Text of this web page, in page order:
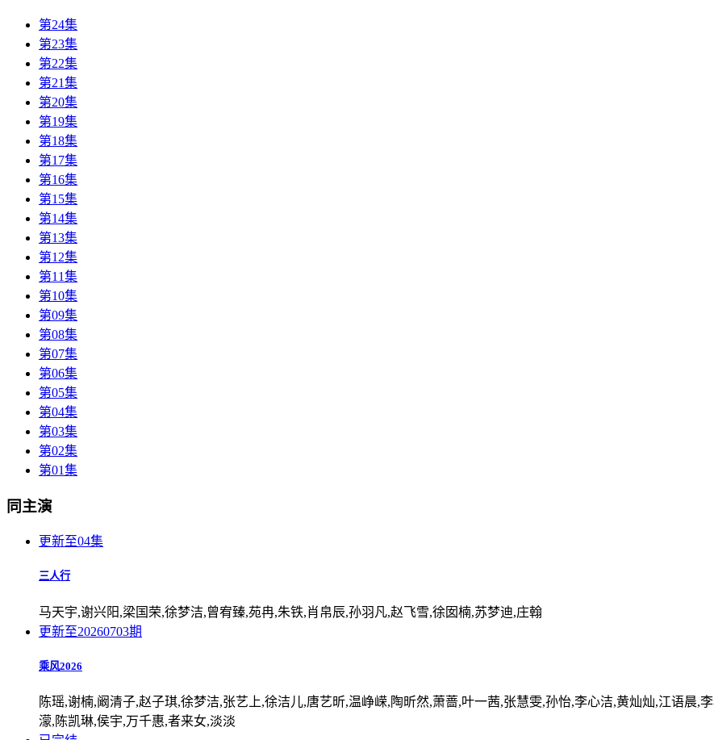
第24集
第23集
第22集
第21集
第20集
第19集
第18集
第17集
第16集
第15集
第14集
第13集
第12集
第11集
第10集
第09集
第08集
第07集
第06集
第05集
第04集
第03集
第02集
第01集
同主演
更新至04集
三人行
马天宇,谢兴阳,梁国荣,徐梦洁,曾宥臻,苑冉,朱铁,肖帛辰,孙羽凡,赵飞雪,徐囡楠,苏梦迪,庄翰
更新至20260703期
乘风2026
陈瑶,谢楠,阚清子,赵子琪,徐梦洁,张艺上,徐洁儿,唐艺昕,温峥嵘,陶昕然,萧蔷,叶一茜,张慧雯,孙怡,李心洁,黄灿灿,江语晨,
濛,陈凯琳,侯宇,万千惠,者来女,淡淡